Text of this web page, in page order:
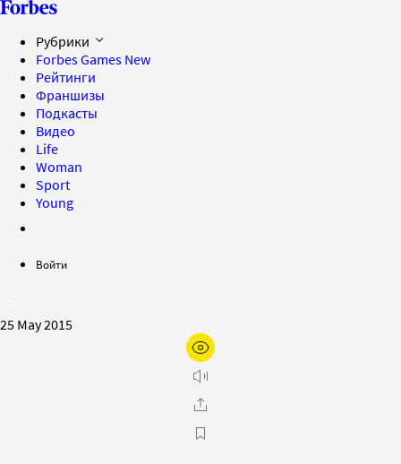
Рубрики
Forbes Games New
Рейтинги
Франшизы
Подкасты
Видео
Life
Woman
Sport
Young
Войти
25 May 2015